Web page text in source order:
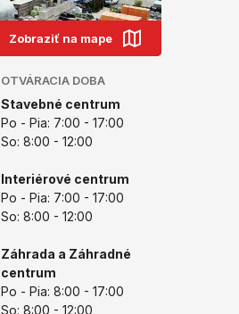
Zobraziť na mape
OTVÁRACIA DOBA
Stavebné centrum
Po - Pia: 7:00 - 17:00
So: 8:00 - 12:00
Interiérové centrum
Po - Pia: 7:00 - 17:00
So: 8:00 - 12:00
Záhrada a Záhradné
centrum
Po - Pia: 8:00 - 17:00
So: 8:00 - 12:00